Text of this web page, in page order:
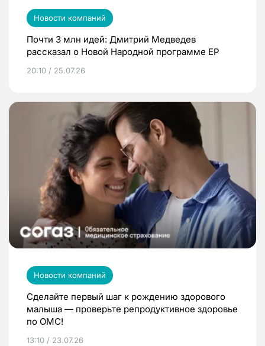
Новости компаний
Почти 3 млн идей: Дмитрий Медведев
рассказал о Новой Народной программе ЕР
20:10 / 25.07.26
Новости компаний
Сделайте первый шаг к рождению здорового
малыша — проверьте репродуктивное здоровье
по ОМС!
13:10 / 23.07.26